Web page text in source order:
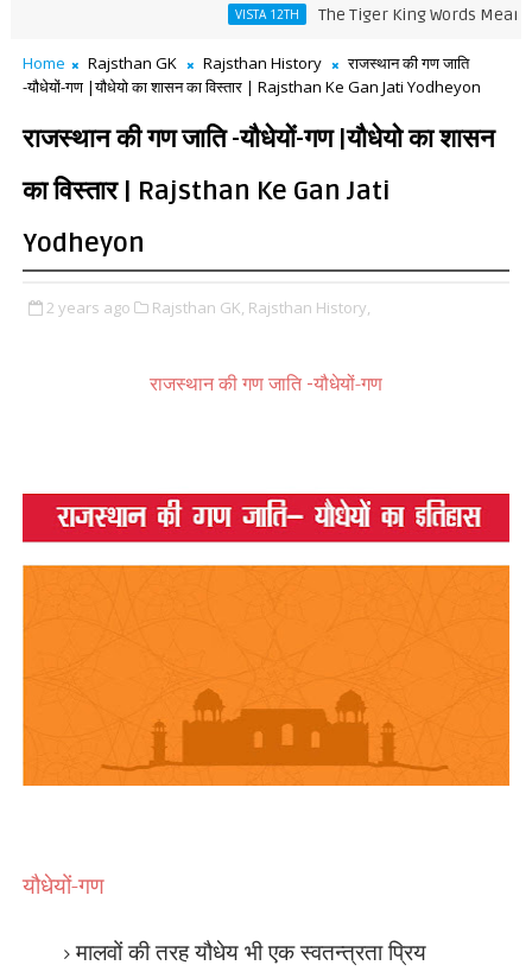
The Tiger King Words Meaning and
Home Rajsthan GK Rajsthan History
राजस्थान की गण जाति
-यौधेयों-गण |यौधेयो का शासन का विस्तार | Rajsthan Ke Gan Jati Yodheyon
राजस्थान की गण जाति -यौधेयों-गण |यौधेयो का शासन
का विस्तार | Rajsthan Ke Gan Jati
Yodheyon
2 years ago Rajsthan GK, Rajsthan History,
राजस्थान की गण जाति -यौधेयों-गण
यौधेयों-गण
मालवों की तरह यौधेय भी एक स्वतन्त्रता प्रिय